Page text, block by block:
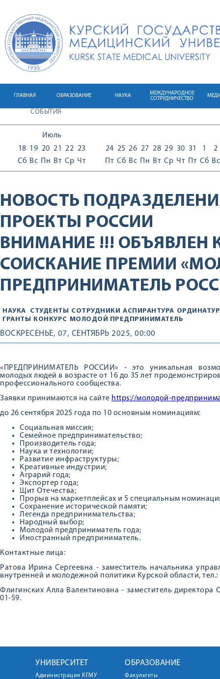
ГЛАВНАЯ ОБРАЗОВАНИЕ НАУКА
МЕЖДУНАРОДНОЕ
СОТРУДНИЧЕСТВО
СОБЫТИЯ
Июль
18
Сб
19
Вс
20
Пн
21
Вт
22
Ср
23
Чт
24
Пт
25
Сб
26
Вс
27
Пн
28
Вт
29
Ср
30
Чт
31
Пт
1
Сб
2
Вс
НОВОСТЬ
ПРОЕКТЫ РОССИИ
ВНИМАНИЕ !!! ОБЪЯВЛЕН
СОИСКАНИЕ ПРЕМИИ
ПРЕДПРИНИМАТЕЛЬ
НАУКА СТУДЕНТЫ СОТРУДНИКИ АСПИРАНТУРА
ГРАНТЫ КОНКУРС МОЛОДОЙ ПРЕДПРИНИМАТЕЛЬ
ВОСКРЕСЕНЬЕ, 07, СЕНТЯБРЬ 2025, 00:00
«ПРЕДПРИНИМАТЕЛЬ РОССИИ» - это уникальная
молодых людей в возрасте от 16 до 35 лет
профессионального сообщества.
Заявки принимаются на сайте https://молодой-
до 26 сентября 2025 года по 10 основным номинациям:
Социальная миссия;
Семейное предпринимательство;
Производитель года;
Наука и технологии;
Развитие инфраструктуры;
Креативные индустрии;
Аграрий года;
Экспортер года;
Щит Отечества;
Прорыв на маркетплейсах и 5 специальным
Сохранение исторической памяти;
Легенда предпринимательства;
Народный выбор;
Молодой предприниматель года;
Иностранный предприниматель.
Контактные лица:
Ратова Ирина Сергеевна - заместитель начальника
внутренней и молодежной политики Курской области, тел.:
Флигинских Алла Валентиновна - заместитель
01-59.
УНИВЕРСИТЕТ
Администрация КГМУ
ОБРАЗОВАНИЕ
Факультеты